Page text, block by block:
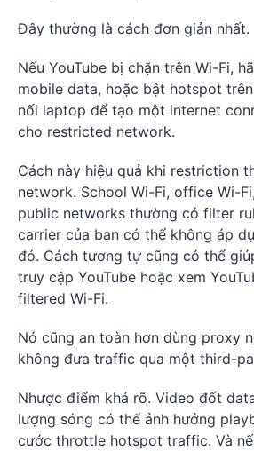
Đây thường là cách đơn giản nhất.
Nếu YouTube bị chặn trên Wi-Fi,
mobile data, hoặc bật hotspot
nối laptop để tạo một internet
cho restricted network.
Cách này hiệu quả khi restriction
network. School Wi-Fi, office Wi-
public networks thường có filter
carrier của bạn có thể không áp
đó. Cách tương tự cũng có thể
truy cập YouTube hoặc xem
filtered Wi-Fi.
Nó cũng an toàn hơn dùng proxy
không đưa traffic qua một third-
Nhược điểm khá rõ. Video đốt
lượng sóng có thể ảnh hưởng
cước throttle hotspot traffic. Và